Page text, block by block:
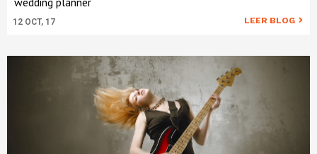
12 OCT, 17 LEER BLOG